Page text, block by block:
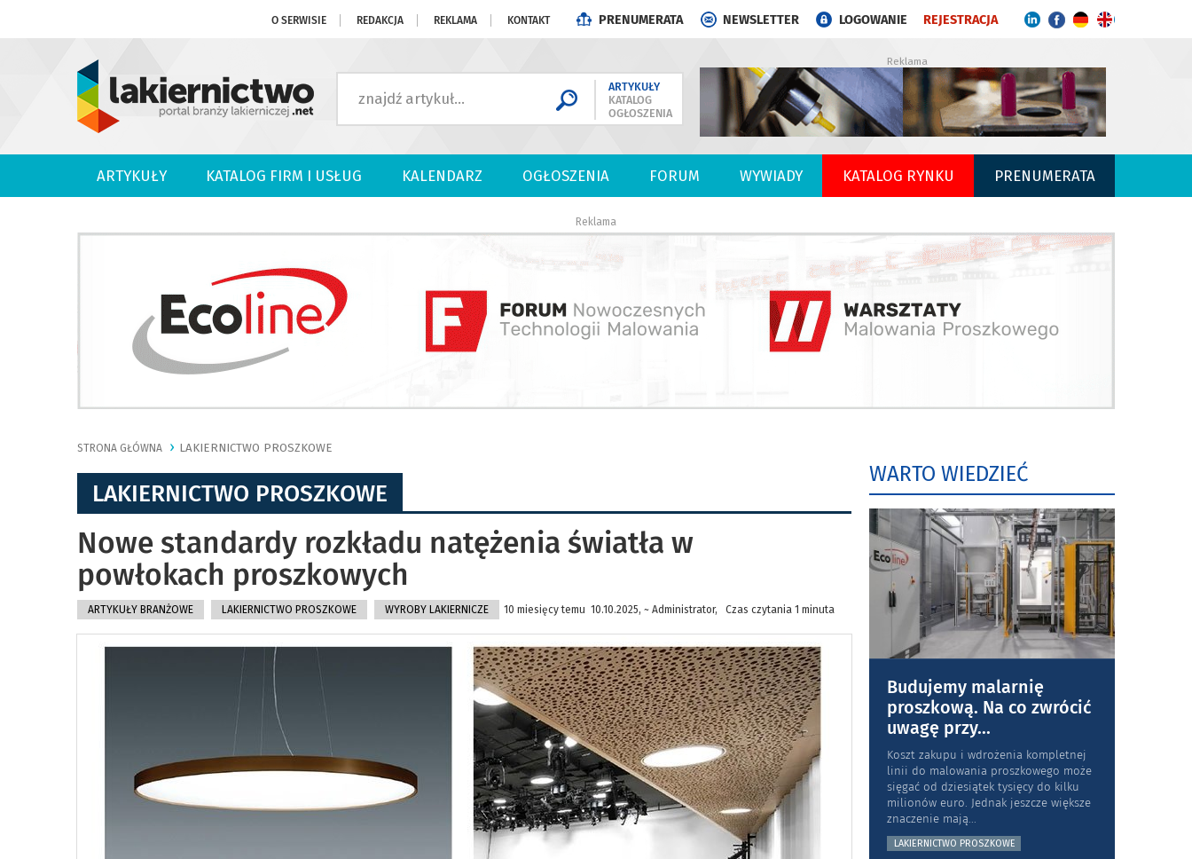
O SERWISIE REDAKCJA REKLAMA KONTAKT PRENUMERATA NEWSLETTER LOGOWANIE REJESTRACJA
ARTYKUŁY
KATALOG
OGŁOSZENIA
Reklama
ARTYKUŁY KATALOG FIRM I USŁUG KALENDARZ OGŁOSZENIA FORUM WYWIADY KATALOG RYNKU PRENUMERATA
Reklama
STRONA GŁÓWNA LAKIERNICTWO PROSZKOWE
LAKIERNICTWO PROSZKOWE
Nowe standardy rozkładu natężenia światła w
powłokach proszkowych
ARTYKUŁY BRANŻOWE LAKIERNICTWO PROSZKOWE WYROBY LAKIERNICZE 10 miesięcy temu 10.10.2025, ~ Administrator, Czas czytania 1 minuta
WARTO WIEDZIEĆ
Budujemy malarnię
proszkową. Na co zwrócić
uwagę przy...
Koszt zakupu i wdrożenia kompletnej
linii do malowania proszkowego może
sięgać od dziesiątek tysięcy do kilku
milionów euro. Jednak jeszcze większe
znaczenie mają...
LAKIERNICTWO PROSZKOWE